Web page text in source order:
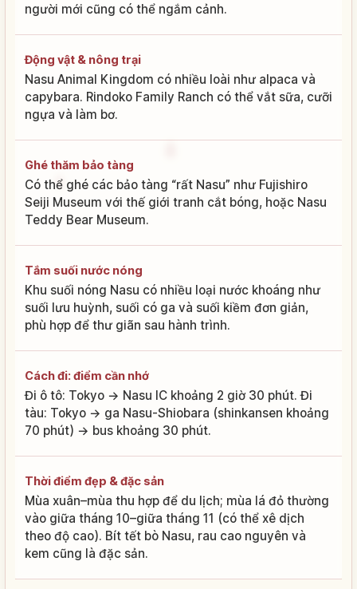
người mới cũng có thể ngắm cảnh.
Động vật & nông trại
Nasu Animal Kingdom có nhiều loài như alpaca và
capybara. Rindoko Family Ranch có thể vắt sữa, cưỡi
ngựa và làm bơ.
Ghé thăm bảo tàng
Có thể ghé các bảo tàng “rất Nasu” như Fujishiro
Seiji Museum với thế giới tranh cắt bóng, hoặc Nasu
Teddy Bear Museum.
Tắm suối nước nóng
Khu suối nóng Nasu có nhiều loại nước khoáng như
suối lưu huỳnh, suối có ga và suối kiềm đơn giản,
phù hợp để thư giãn sau hành trình.
Cách đi: điểm cần nhớ
Đi ô tô: Tokyo → Nasu IC khoảng 2 giờ 30 phút. Đi
tàu: Tokyo → ga Nasu-Shiobara (shinkansen khoảng
70 phút) → bus khoảng 30 phút.
Thời điểm đẹp & đặc sản
Mùa xuân–mùa thu hợp để du lịch; mùa lá đỏ thường
vào giữa tháng 10–giữa tháng 11 (có thể xê dịch
theo độ cao). Bít tết bò Nasu, rau cao nguyên và
kem cũng là đặc sản.